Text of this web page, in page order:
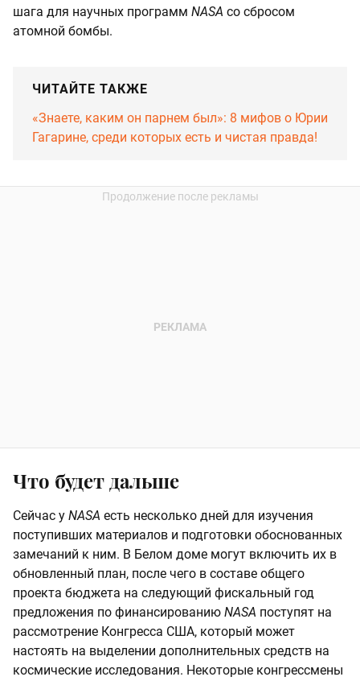
шага для научных программ NASA со сбросом
атомной бомбы.
ЧИТАЙТЕ ТАКЖЕ
«Знаете, каким он парнем был»: 8 мифов о Юрии
Гагарине, среди которых есть и чистая правда!
Что будет дальше
Сейчас у NASA есть несколько дней для изучения
поступивших материалов и подготовки обоснованных
замечаний к ним. В Белом доме могут включить их в
обновленный план, после чего в составе общего
проекта бюджета на следующий фискальный год
предложения по финансированию NASA поступят на
рассмотрение Конгресса США, который может
настоять на выделении дополнительных средств на
космические исследования. Некоторые конгрессмены